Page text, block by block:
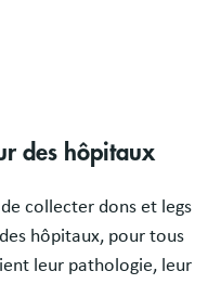
des hôpitaux
collecter dons et legs
hôpitaux, pour tous
leur pathologie, leur